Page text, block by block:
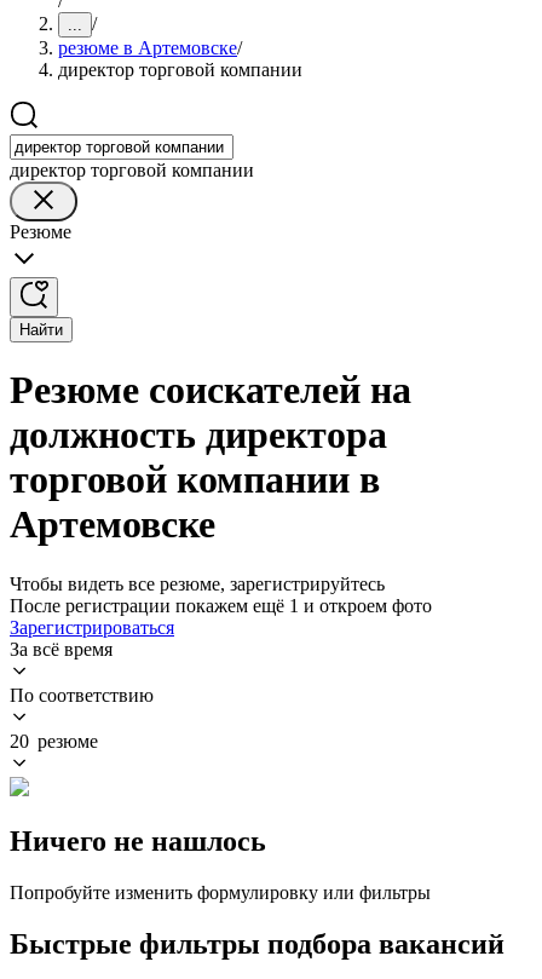
... /
резюме в Артемовске/
директор торговой компании
директор торговой компании
Резюме
Найти
Резюме соискателей на
должность директора
торговой компании в
Артемовске
Чтобы видеть все резюме, зарегистрируйтесь
После регистрации покажем ещё 1 и откроем фото
Зарегистрироваться
За всё время
По соответствию
20 резюме
Ничего не нашлось
Попробуйте изменить формулировку или фильтры
Быстрые фильтры подбора вакансий